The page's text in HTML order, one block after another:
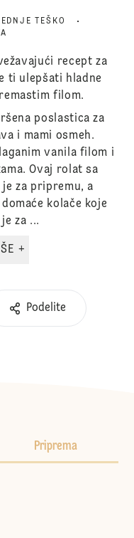
TEŠKO
recept za
ti ulepšati hladne
filom.
poslastica za
i mami osmeh.
vanila filom i
Ovaj rolat sa
za pripremu, a
kolače koje
za ...
SAZNAJTE VIŠE +
Podelite
Priprema